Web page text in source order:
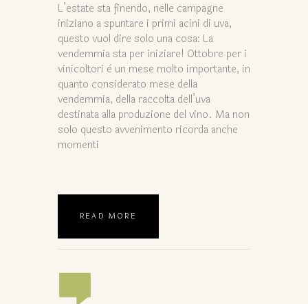
L’estate sta finendo, nelle campagne
iniziano a spuntare i primi acini di uva,
questo vuol dire solo una cosa: La
vendemmia sta per iniziare! Ottobre per i
vinicoltori è un mese molto importante, in
quanto considerato mese della
vendemmia, della raccolta dell’uva
destinata alla produzione del vino. Ma non
solo questo avvenimento ricorda anche
momenti
READ MORE